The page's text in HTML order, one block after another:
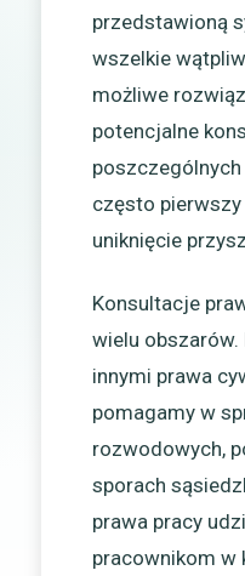
przedstawioną
wszelkie
możliwe
potencjalne
często
uniknięcie
Konsultacje
wielu
innymi prawa
pomagamy w
rozwodowych,
sporach
prawa pracy
pracownikom w